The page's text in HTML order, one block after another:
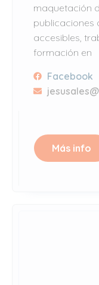
maquetación
publicaciones
accesibles,
formación en
Facebook
Más info